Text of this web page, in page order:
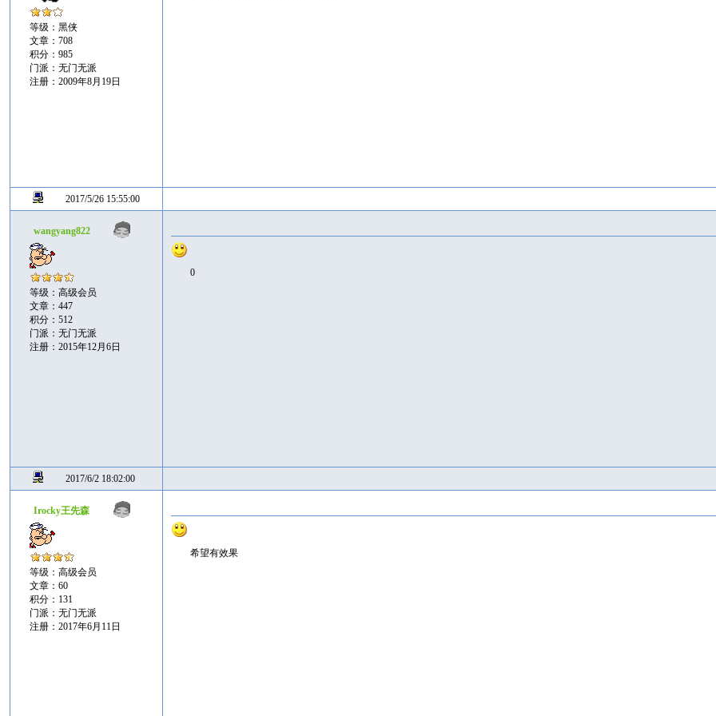
等级：黑侠
文章：708
积分：985
门派：无门无派
注册：2009年8月19日
2017/5/26 15:55:00
wangyang822
等级：高级会员
文章：447
积分：512
门派：无门无派
注册：2015年12月6日
0
2017/6/2 18:02:00
Irocky王先森
等级：高级会员
文章：60
积分：131
门派：无门无派
注册：2017年6月11日
希望有效果